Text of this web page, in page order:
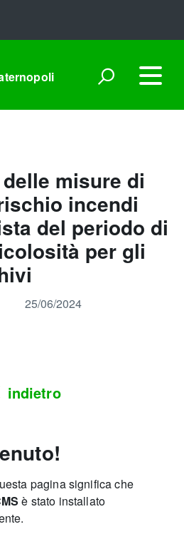
misure di
incendi
del periodo di
per gli
25/06/2024
indietro
pagina significa che
è stato installato